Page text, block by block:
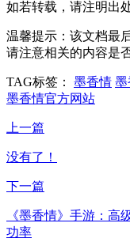
如若转载，请注明出
温馨提示：该文档最
请注意相关的内容是
TAG标签： 墨香情 墨
墨香情官方网站
上一篇
没有了！
下一篇
《墨香情》手游：高
功率